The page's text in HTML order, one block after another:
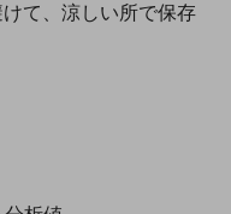
て、涼しい所で保存